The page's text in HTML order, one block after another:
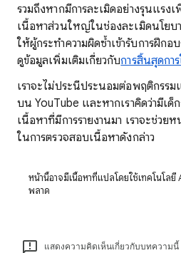
รวมถึงหากมีการละเมิดอย่างรุนแรงเ
เนื้อหาส่วนใหญ่ในช่องละเมิดนโยบ
ให้ผู้กระทำความผิดซ้ำเข้ารับการฝึก
ดูข้อมูลเพิ่มเติมเกี่ยวกับการสิ้นสุดกา
เราจะไม่ประนีประนอมต่อพฤติกรร
บน YouTube และหากเราคิดว่ามีเด็
เนื้อหาที่มีการรายงานมา เราจะช่ว
ในการตรวจสอบเนื้อหาดังกล่าว
หน้านี้อาจมีเนื้อหาที่แปลโดยใช้เทคโนโลยี
พลาด
แสดงความคิดเห็นเกี่ยวกับบทความนี้